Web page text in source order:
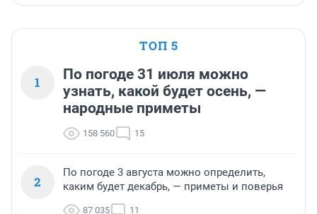
ТОП 5
1
По погоде 31 июля можно
узнать, какой будет осень, —
народные приметы
158 560 15
2
По погоде 3 августа можно определить,
каким будет декабрь, — приметы и поверья
87 035 11